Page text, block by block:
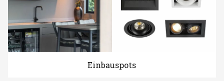
Einbauspots